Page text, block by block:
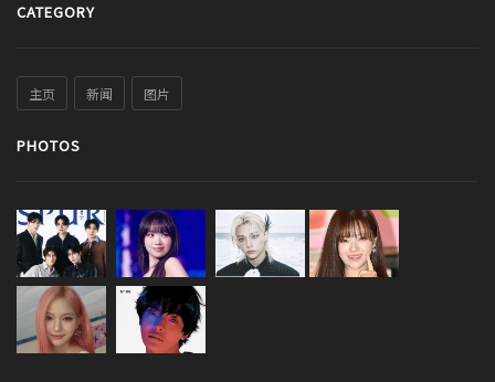
CATEGORY
主页 新闻 图片
PHOTOS